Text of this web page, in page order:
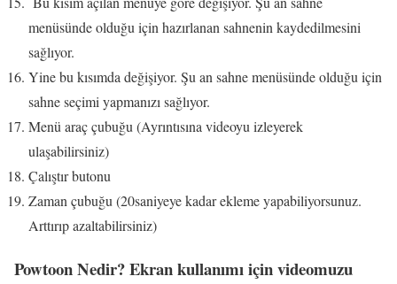
menüsünde olduğu için hazırlanan sahnenin kaydedilmesini
sağlıyor.
Yine bu kısımda değişiyor. Şu an sahne menüsünde olduğu için
sahne seçimi yapmanızı sağlıyor.
Menü araç çubuğu (Ayrıntısına videoyu izleyerek
ulaşabilirsiniz)
Çalıştır butonu
Zaman çubuğu (20saniyeye kadar ekleme yapabiliyorsunuz.
Arttırıp azaltabilirsiniz)
Powtoon Nedir? Ekran kullanımı için videomuzu